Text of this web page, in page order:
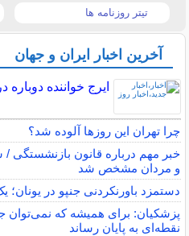
تیتر روزنامه ها
آخرین اخبار ایران و جهان
ایرج خواننده
چرا تهران این روزها آلوده شد؟
خبر مهم درباره قانون بازنشستگی
و مردان مشخص شد
دستمزد باورنکردنی جنپو در یونان؛
پزشکیان: برای همیشه که نمی‌توان
نقطه‌ای به پایان رساند